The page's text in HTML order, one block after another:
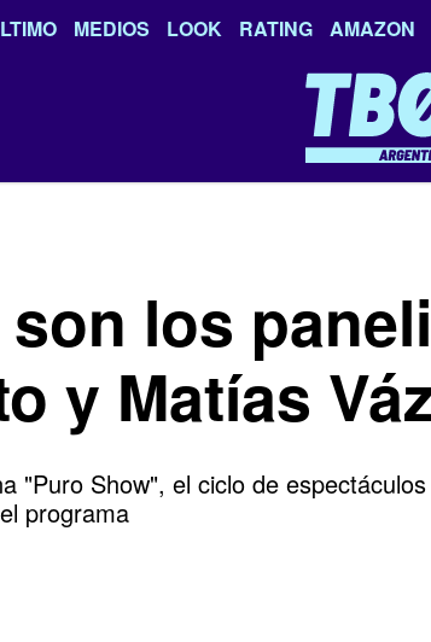
MEDIOS LOOK RATING AMAZON
los
y Matías
"Puro Show", el ciclo de
programa